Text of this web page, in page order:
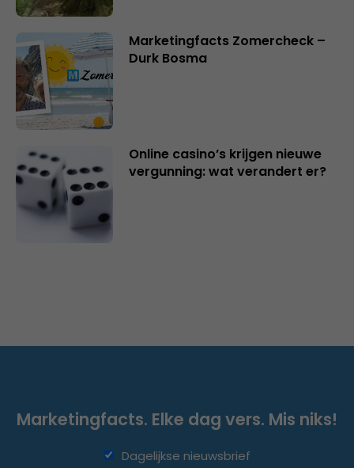
Marketingfacts Zomercheck –
Durk Bosma
Online casino’s krijgen nieuwe
vergunning: wat verandert er?
Marketingfacts. Elke dag vers. Mis niks!
Dagelijkse nieuwsbrief